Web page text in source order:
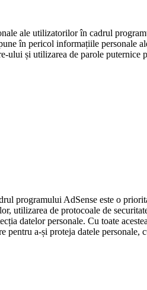
ale utilizatorilor în cadrul
în pericol informațiile personale
ului și utilizarea de parole
programului AdSense este o
utilizarea de protocoale de
datelor personale. Cu toate
pentru a-și proteja datele